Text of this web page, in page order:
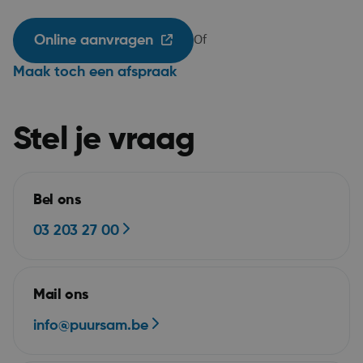
Online aanvragen Of
Maak toch een afspraak
Stel je vraag
Bel ons
03 203 27 00
Mail ons
info@puursam.be
__RequestVerificationToken
Google Privacy Policy